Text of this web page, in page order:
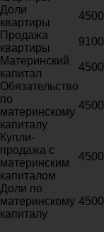
Доли
квартиры
Продажа
квартиры
Материнский
капитал
Обязательство
по
материнскому
капиталу
Купли-
продажа с
материнским
капиталом
Доли по
материнскому
капиталу